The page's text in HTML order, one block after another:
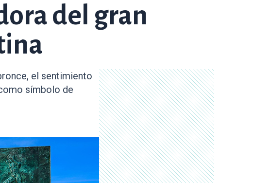
del gran
el sentimiento
símbolo de